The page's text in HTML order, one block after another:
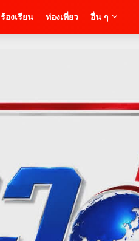
ร้องเรียน ท่องเที่ยว อื่น ๆ